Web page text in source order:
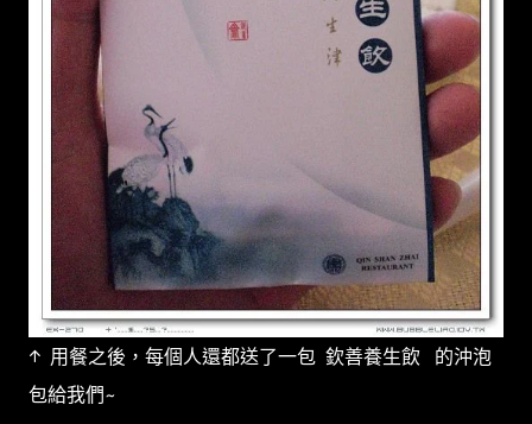
↑ 用餐之後，每個人還都送了一包 欽善養生飲 的沖泡
包給我們~